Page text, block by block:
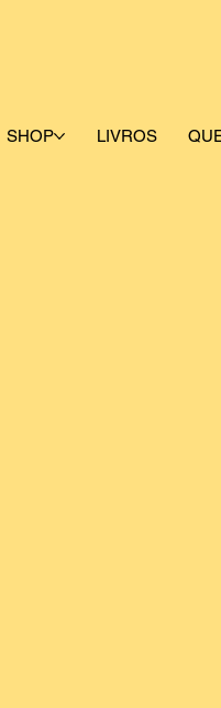
SHOP LIVROS